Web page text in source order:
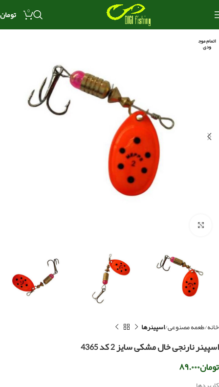
0 تومان
اتمام موج
ودی
خانه طعمه مصنوعی اسپینرها
اسپینر نارنجی خال مشکی سایز 2 کد 4365
تومان۸۹.۰۰۰